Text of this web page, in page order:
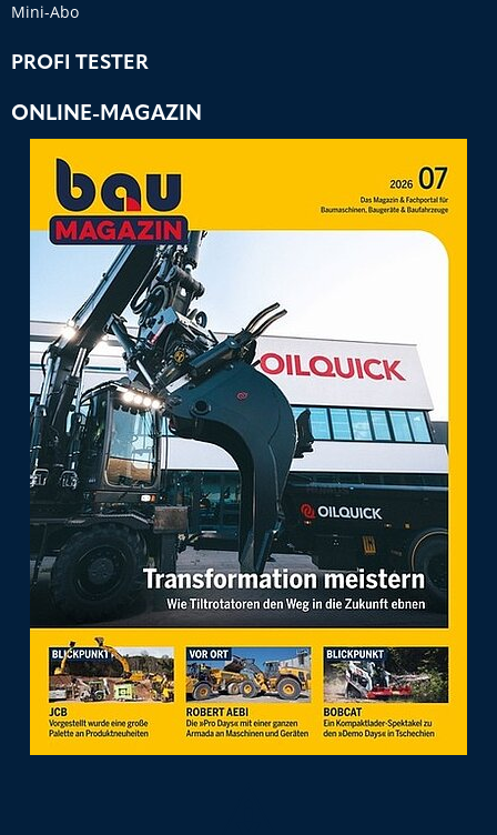
Mini-Abo
PROFI TESTER
ONLINE-MAGAZIN